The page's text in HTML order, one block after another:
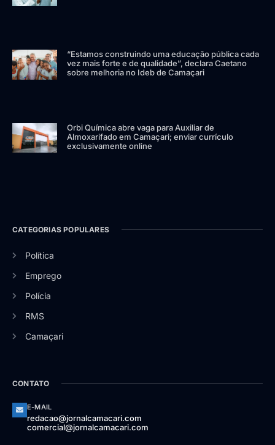
“Estamos construindo uma educação pública cada
vez mais forte e de qualidade”, declara Caetano
sobre melhoria no Ideb de Camaçari
Orbi Química abre vaga para Auxiliar de
Almoxarifado em Camaçari; enviar currículo
exclusivamente online
CATEGORIAS POPULARES
Política
Emprego
Polícia
RMS
Camaçari
CONTATO
E-MAIL
redacao@jornalcamacari.com
comercial@jornalcamacari.com